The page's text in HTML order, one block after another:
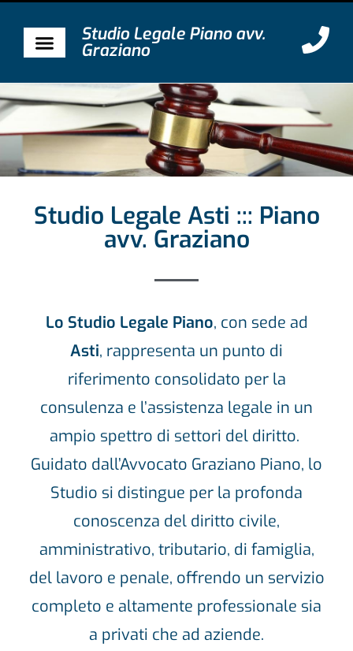
Studio Legale Piano avv.
Graziano
Studio Legale Asti ::: Piano
avv. Graziano
Lo Studio Legale Piano, con sede ad
Asti, rappresenta un punto di
riferimento consolidato per la
consulenza e l’assistenza legale in un
ampio spettro di settori del diritto.
Guidato dall’Avvocato Graziano Piano, lo
Studio si distingue per la profonda
conoscenza del diritto civile,
amministrativo, tributario, di famiglia,
del lavoro e penale, offrendo un servizio
completo e altamente professionale sia
a privati che ad aziende.